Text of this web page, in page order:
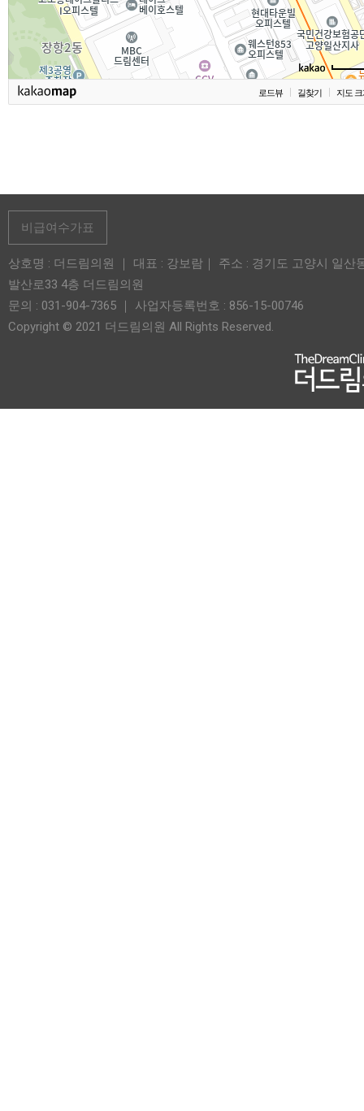
로드뷰 길찾기 지도
비급여수가표
상호명 : 더드림의원 ｜ 대표 : 강보람｜ 주소 : 경기도 고양시 일산
발산로33 4층 더드림의원
문의 : 031-904-7365 ｜ 사업자등록번호 : 856-15-00746
Copyright © 2021 더드림의원 All Rights Reserved.